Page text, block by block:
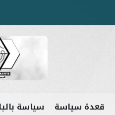
قعدة سياسة سياسة